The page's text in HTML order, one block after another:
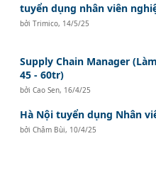
tuyển dụng nhân viên
bởiTrimico, 14/5/25
Supply Chain Manager
45 - 60tr)
bởiCao Sen, 16/4/25
Hà Nội tuyển dụng Nhân
bởiChâm Bùi, 10/4/25